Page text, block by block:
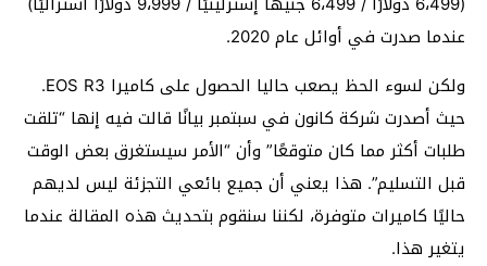
عندما صدرت في أوائل عام 2020.
ولكن لسوء الحظ يصعب حاليا الحصول على كاميرا EOS R3.
حيث أصدرت شركة كانون في سبتمبر بيانًا قالت فيه إنها “تلقت
طلبات أكثر مما كان متوقعًا” وأن “الأمر سيستغرق بعض الوقت
قبل التسليم”. هذا يعني أن جميع بائعي التجزئة ليس لديهم
حاليًا كاميرات متوفرة، لكننا سنقوم بتحديث هذه المقالة عندما
يتغير هذا.